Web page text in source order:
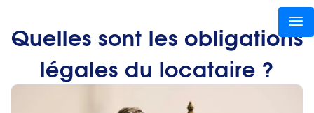
Quelles sont les obligations
légales du locataire ?